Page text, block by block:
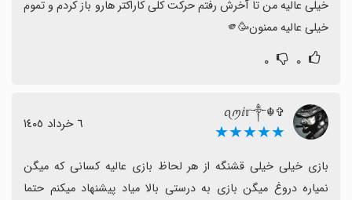
خیلی عالیه ممنون🥳🫵
۰ ۰
✞☬ꪖꪑⅈ𝕣༒
★★★★★ ٦ خرداد ١٤٠٥